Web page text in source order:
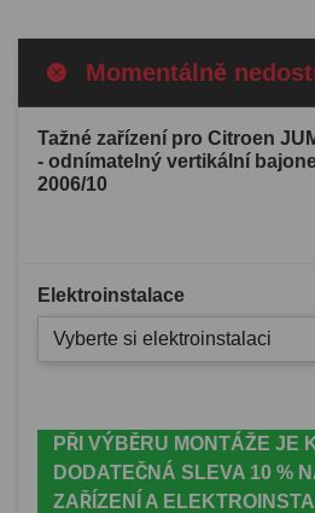
Momentálně
Tažné zařízení pro Citroen
- odnímatelný vertikální
2006/10
Elektroinstalace
Vyberte si elektroinstalaci
PŘI VÝBĚRU MONTÁŽE JE
DODATEČNÁ SLEVA 10 %
ZAŘÍZENÍ A